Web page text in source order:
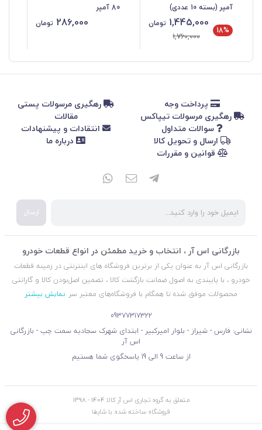
آمپر (بسته 10 عددی)
18%
1,445,000 تومان
1,760,000
80 آمپر
286,000 تومان
پرداخت وجه
رهگیری مرسولات پستی
رهگیری مرسولات تیپاکس
مقالات
سوالات متداول
انتقادات و پیشنهادات
ارسال و تحویل کالا
درباره ما
قوانین و مقررات
ارسال
بازرگانی اس آر ، انتخاب و خرید مطمئن در انواع قطعات خودرو
بازرگانی اس آر به عنوان یکی از برترین فروشگاه های اینترنتی در زمینه قطعات
خودرو ، با پایبندی به اصول ضمانت بازگشت کالا ، تضمین اصل‌بودن کالا و گارانتی
محصولات موفق شده تا همگام با فروشگاه‌های معتبر سر نمایش بیشتر
09377317322
نشانی: فارس - شیراز - بلوار امیرکبیر - ابتدای شهرک سجادیه سمت چپ - بازرگانی
اس آر
از ساعت 9 الی 19 پاسخگوی شما هستیم
متعلق به گروه تجاری اس آر کالا 1404 - 1398
فروشگاه ساخته شده با شاپفا